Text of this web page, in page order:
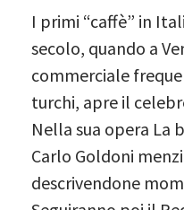
I primi “caffè” in
secolo, quando a
commerciale
turchi, apre il
Nella sua opera La
Carlo Goldoni
descrivendone